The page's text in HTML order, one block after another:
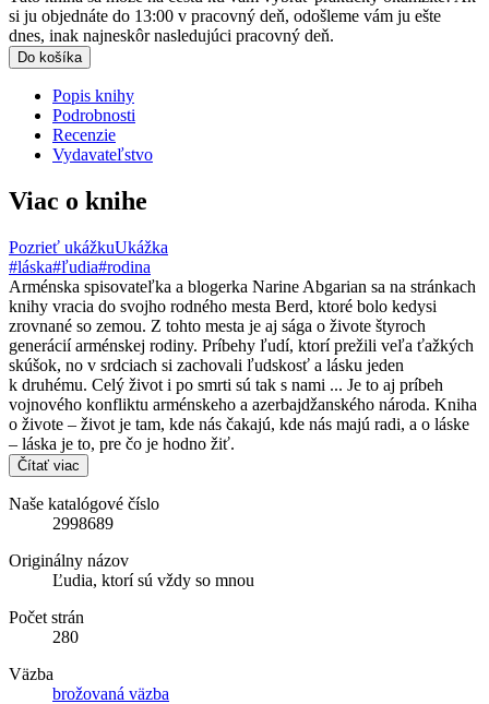
si ju objednáte do 13:00 v pracovný deň, odošleme vám ju ešte
dnes, inak najneskôr nasledujúci pracovný deň.
Do košíka
Popis knihy
Podrobnosti
Recenzie
Vydavateľstvo
Viac o knihe
Pozrieť ukážkuUkážka
#láska#ľudia#rodina
Arménska spisovateľka a blogerka Narine Abgarian sa na stránkach
knihy vracia do svojho rodného mesta Berd, ktoré bolo kedysi
zrovnané so zemou. Z tohto mesta je aj sága o živote štyroch
generácií arménskej rodiny. Príbehy ľudí, ktorí prežili veľa ťažkých
skúšok, no v srdciach si zachovali ľudskosť a lásku jeden
k druhému. Celý život i po smrti sú tak s nami ... Je to aj príbeh
vojnového konfliktu arménskeho a azerbajdžanského národa. Kniha
o živote – život je tam, kde nás čakajú, kde nás majú radi, a o láske
– láska je to, pre čo je hodno žiť.
Čítať viac
Naše katalógové číslo
2998689
Originálny názov
Ľudia, ktorí sú vždy so mnou
Počet strán
280
Väzba
brožovaná väzba